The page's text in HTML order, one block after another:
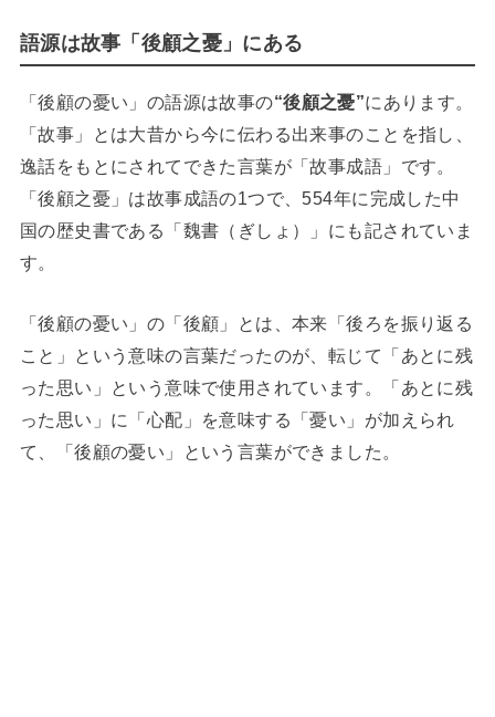
語源は故事「後顧之憂」にある
「後顧の憂い」の語源は故事の“後顧之憂”にあります。
「故事」とは大昔から今に伝わる出来事のことを指し、
逸話をもとにされてできた言葉が「故事成語」です。
「後顧之憂」は故事成語の1つで、554年に完成した中
国の歴史書である「魏書（ぎしょ）」にも記されていま
す。
「後顧の憂い」の「後顧」とは、本来「後ろを振り返る
こと」という意味の言葉だったのが、転じて「あとに残
った思い」という意味で使用されています。「あとに残
った思い」に「心配」を意味する「憂い」が加えられ
て、「後顧の憂い」という言葉ができました。